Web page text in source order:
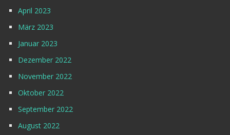
April 2023
März 2023
Januar 2023
Dezember 2022
November 2022
Oktober 2022
September 2022
August 2022